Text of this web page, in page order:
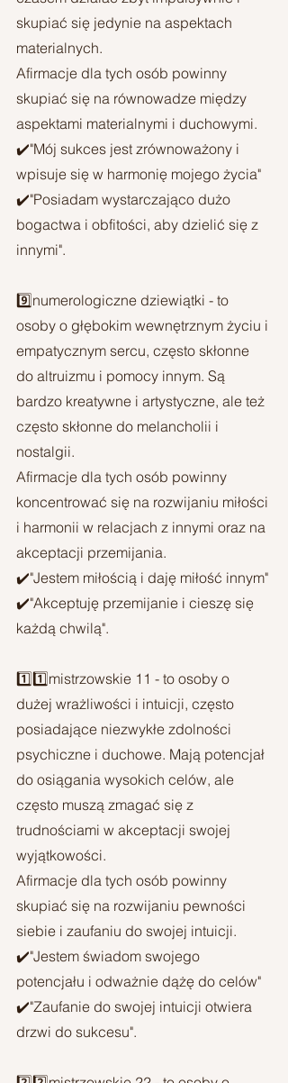
skupiać się jedynie na aspektach
materialnych.
Afirmacje dla tych osób powinny
skupiać się na równowadze między
aspektami materialnymi i duchowymi.
✔️"Mój sukces jest zrównoważony i
wpisuje się w harmonię mojego życia"
✔️"Posiadam wystarczająco dużo
bogactwa i obfitości, aby dzielić się z
innymi".
9️⃣numerologiczne dziewiątki - to
osoby o głębokim wewnętrznym życiu i
empatycznym sercu, często skłonne
do altruizmu i pomocy innym. Są
bardzo kreatywne i artystyczne, ale też
często skłonne do melancholii i
nostalgii.
Afirmacje dla tych osób powinny
koncentrować się na rozwijaniu miłości
i harmonii w relacjach z innymi oraz na
akceptacji przemijania.
✔️"Jestem miłością i daję miłość innym"
✔️"Akceptuję przemijanie i cieszę się
każdą chwilą".
1️⃣1️⃣mistrzowskie 11 - to osoby o
dużej wrażliwości i intuicji, często
posiadające niezwykłe zdolności
psychiczne i duchowe. Mają potencjał
do osiągania wysokich celów, ale
często muszą zmagać się z
trudnościami w akceptacji swojej
wyjątkowości.
Afirmacje dla tych osób powinny
skupiać się na rozwijaniu pewności
siebie i zaufaniu do swojej intuicji.
✔️"Jestem świadom swojego
potencjału i odważnie dążę do celów"
✔️"Zaufanie do swojej intuicji otwiera
drzwi do sukcesu".